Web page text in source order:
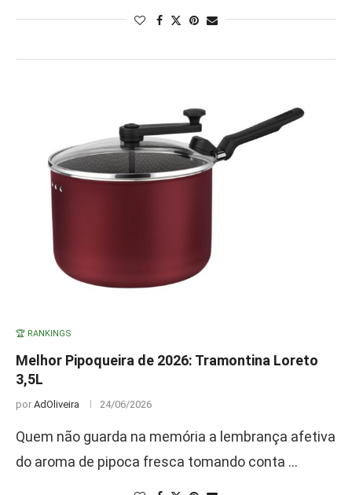
🏆 RANKINGS
Melhor Pipoqueira de 2026: Tramontina Loreto
3,5L
por AdOliveira 24/06/2026
Quem não guarda na memória a lembrança afetiva
do aroma de pipoca fresca tomando conta …